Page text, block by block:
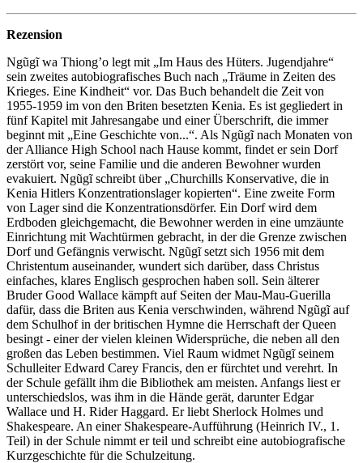
Rezension
Ngũgĩ wa Thiong’o legt mit „Im Haus des Hüters. Jugendjahre“
sein zweites autobiografisches Buch nach „Träume in Zeiten des
Krieges. Eine Kindheit“ vor. Das Buch behandelt die Zeit von
1955-1959 im von den Briten besetzten Kenia. Es ist gegliedert in
fünf Kapitel mit Jahresangabe und einer Überschrift, die immer
beginnt mit „Eine Geschichte von...“. Als Ngũgĩ nach Monaten von
der Alliance High School nach Hause kommt, findet er sein Dorf
zerstört vor, seine Familie und die anderen Bewohner wurden
evakuiert. Ngũgĩ schreibt über „Churchills Konservative, die in
Kenia Hitlers Konzentrationslager kopierten“. Eine zweite Form
von Lager sind die Konzentrationsdörfer. Ein Dorf wird dem
Erdboden gleichgemacht, die Bewohner werden in eine umzäunte
Einrichtung mit Wachtürmen gebracht, in der die Grenze zwischen
Dorf und Gefängnis verwischt. Ngũgĩ setzt sich 1956 mit dem
Christentum auseinander, wundert sich darüber, dass Christus
einfaches, klares Englisch gesprochen haben soll. Sein älterer
Bruder Good Wallace kämpft auf Seiten der Mau-Mau-Guerilla
dafür, dass die Briten aus Kenia verschwinden, während Ngũgĩ auf
dem Schulhof in der britischen Hymne die Herrschaft der Queen
besingt - einer der vielen kleinen Widersprüche, die neben all den
großen das Leben bestimmen. Viel Raum widmet Ngũgĩ seinem
Schulleiter Edward Carey Francis, den er fürchtet und verehrt. In
der Schule gefällt ihm die Bibliothek am meisten. Anfangs liest er
unterschiedslos, was ihm in die Hände gerät, darunter Edgar
Wallace und H. Rider Haggard. Er liebt Sherlock Holmes und
Shakespeare. An einer Shakespeare-Aufführung (Heinrich IV., 1.
Teil) in der Schule nimmt er teil und schreibt eine autobiografische
Kurzgeschichte für die Schulzeitung.